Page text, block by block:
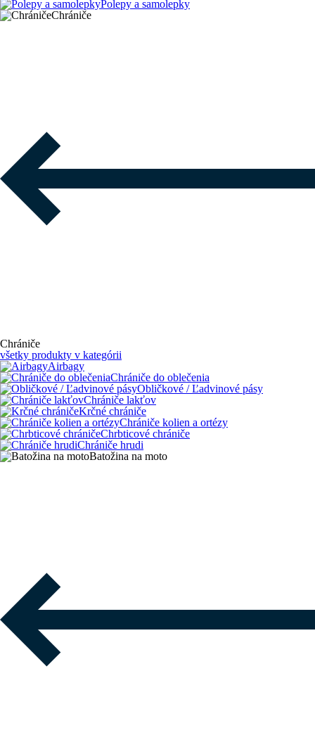
Polepy a samolepky
Chrániče
Chrániče
všetky produkty v kategórii
Airbagy
Chrániče do oblečenia
Obličkové / Ľadvinové pásy
Chrániče lakťov
Krčné chrániče
Chrániče kolien a ortézy
Chrbticové chrániče
Chrániče hrudi
Batožina na moto